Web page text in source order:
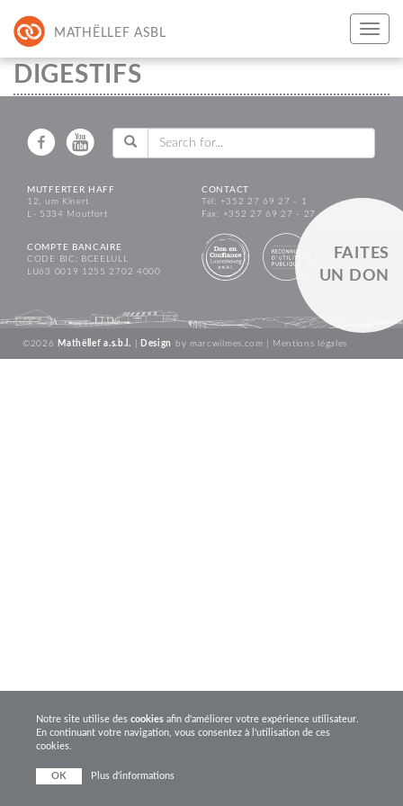
MATHËLLEF ASBL
FAITES
UN DON
DIGESTIFS
MUTFERTER HAFF
12, um Kinert
L - 5334 Moutfort
CONTACT
Tél: +352 27 69 27 - 1
Fax: +352 27 69 27 - 27
COMPTE BANCAIRE
CODE BIC: BCEELULL
LU63 0019 1255 2702 4000
©2026 Mathëllef a.s.b.l. Design by marcwilmes.com Mentions légales
Notre site utilise des cookies afin d'améliorer votre expérience utilisateur.
En continuant votre navigation, vous consentez à l'utilisation de ces
cookies.
OK Plus d'informations